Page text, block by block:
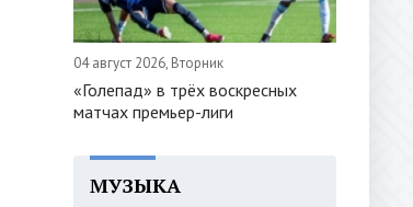
04 август 2026, Вторник
«Голепад» в трёх воскресных
матчах премьер-лиги
МУЗЫКА